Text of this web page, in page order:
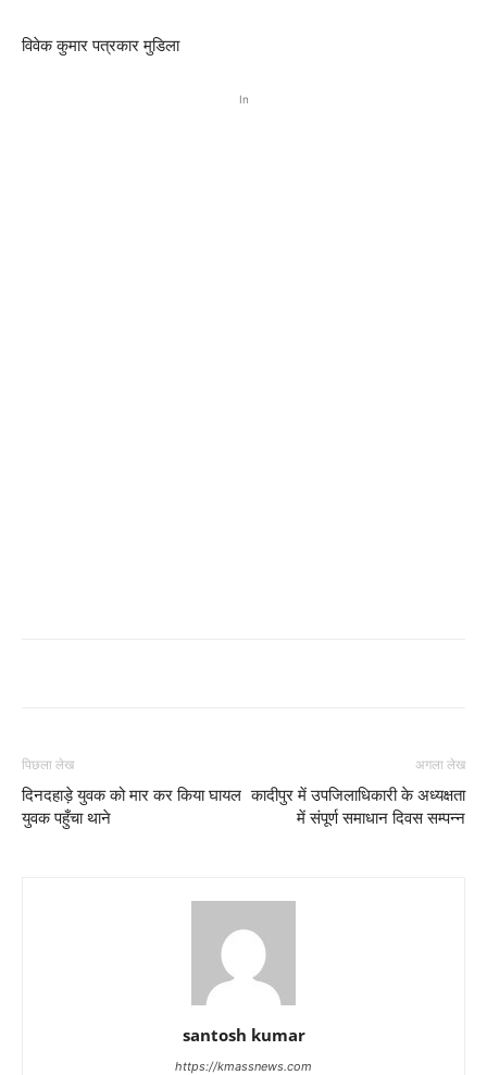
विवेक कुमार पत्रकार मुडिला
In
पिछला लेख
दिनदहाड़े युवक को मार कर किया घायल
युवक पहुँचा थाने
अगला लेख
कादीपुर में उपजिलाधिकारी के अध्यक्षता
में संपूर्ण समाधान दिवस सम्पन्न
santosh kumar
https://kmassnews.com